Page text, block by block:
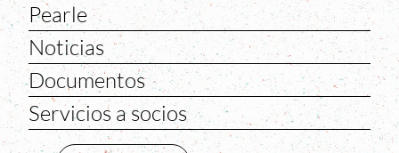
Pearle
Noticias
Documentos
Servicios a socios